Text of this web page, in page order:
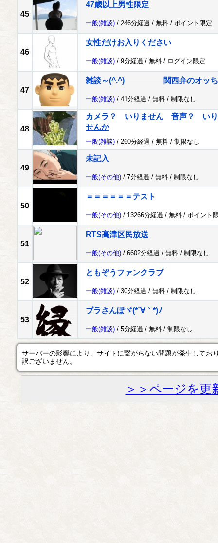
45
47歳以上男性限定
一般(雑談) / 246分経過 / 無料 / ポイント限定
46
女性だけお入りください
一般(雑談) / 9分経過 / 無料 / ログイン限定
47
雑談～(^.^) 関西弁のオッち
一般(雑談) / 41分経過 / 無料 / 制限なし
48
カメラ？ いりません 音声？ いり
せんか
一般(雑談) / 260分経過 / 無料 / 制限なし
49
未記入
一般(その他) / 7分経過 / 無料 / 制限なし
50
＝＝＝＝＝＝テスト
一般(その他) / 13266分経過 / 無料 / ポイント
51
RTS高津区民放送
一般(その他) / 6602分経過 / 無料 / 制限なし
52
ともぞうファンクラブ
一般(雑談) / 30分経過 / 無料 / 制限なし
53
ブラさんぽヾ(*´∀｀*)ﾉ
一般(雑談) / 5分経過 / 無料 / 制限なし
サーバーの影響により、サイトに繋がらない問題が発生してお
訳ございません。
＞＞ページを更